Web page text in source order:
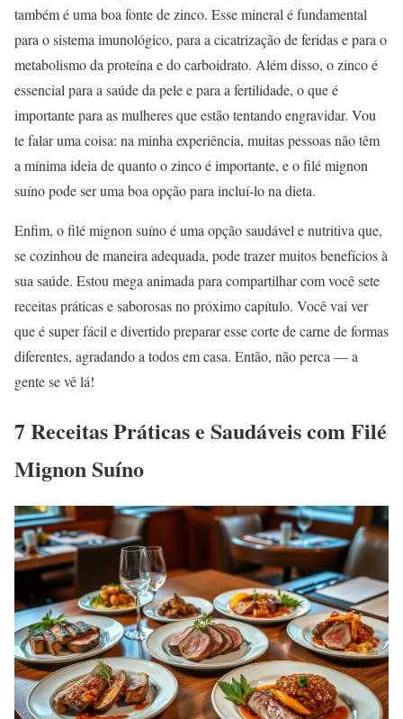
também é uma boa fonte de zinco. Esse mineral é fundamental
para o sistema imunológico, para a cicatrização de feridas e para o
metabolismo da proteína e do carboidrato. Além disso, o zinco é
essencial para a saúde da pele e para a fertilidade, o que é
importante para as mulheres que estão tentando engravidar. Vou
te falar uma coisa: na minha experiência, muitas pessoas não têm
a mínima ideia de quanto o zinco é importante, e o filé mignon
suíno pode ser uma boa opção para incluí-lo na dieta.
Enfim, o filé mignon suíno é uma opção saudável e nutritiva que,
se cozinhou de maneira adequada, pode trazer muitos benefícios à
sua saúde. Estou mega animada para compartilhar com você sete
receitas práticas e saborosas no próximo capítulo. Você vai ver
que é super fácil e divertido preparar esse corte de carne de formas
diferentes, agradando a todos em casa. Então, não perca — a
gente se vê lá!
7 Receitas Práticas e Saudáveis com Filé
Mignon Suíno